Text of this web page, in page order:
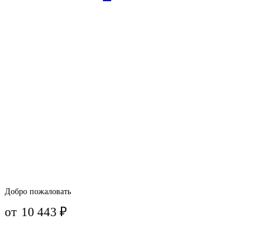
Добро пожаловать
от 10 443₽